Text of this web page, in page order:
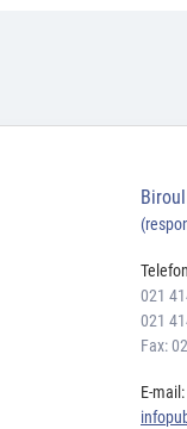
021
021
Fax:
E-mail: